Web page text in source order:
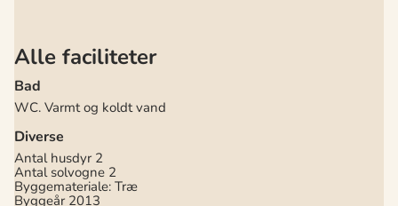
Alle faciliteter
Bad
WC. Varmt og koldt vand
Diverse
Antal husdyr 2
Antal solvogne 2
Byggemateriale: Træ
Byggeår 2013